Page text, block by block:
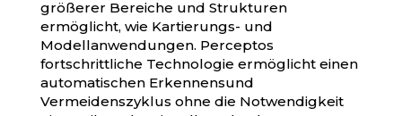
größerer Bereiche und Strukturen
ermöglicht, wie Kartierungs- und
Modellanwendungen. Perceptos
fortschrittliche Technologie ermöglicht einen
automatischen Erkennensund
Vermeidenszyklus ohne die Notwendigkeit